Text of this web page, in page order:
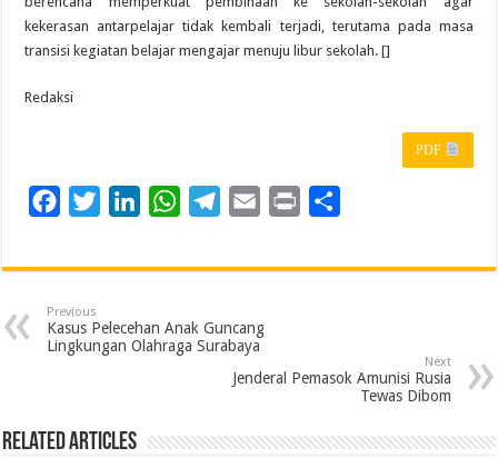
kekerasan antarpelajar tidak kembali terjadi, terutama pada masa
transisi kegiatan belajar mengajar menuju libur sekolah. []
Redaksi
PDF
c
b
o
i
t
e
n
e
d
W
a
s
A
l
g
r
a
l
i
a
Previous
Kasus Pelecehan Anak Guncang
Lingkungan Olahraga Surabaya
Next
Jenderal Pemasok Amunisi Rusia
Tewas Dibom
Related Articles